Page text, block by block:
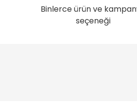
Binlerce ürün ve
seçeneği